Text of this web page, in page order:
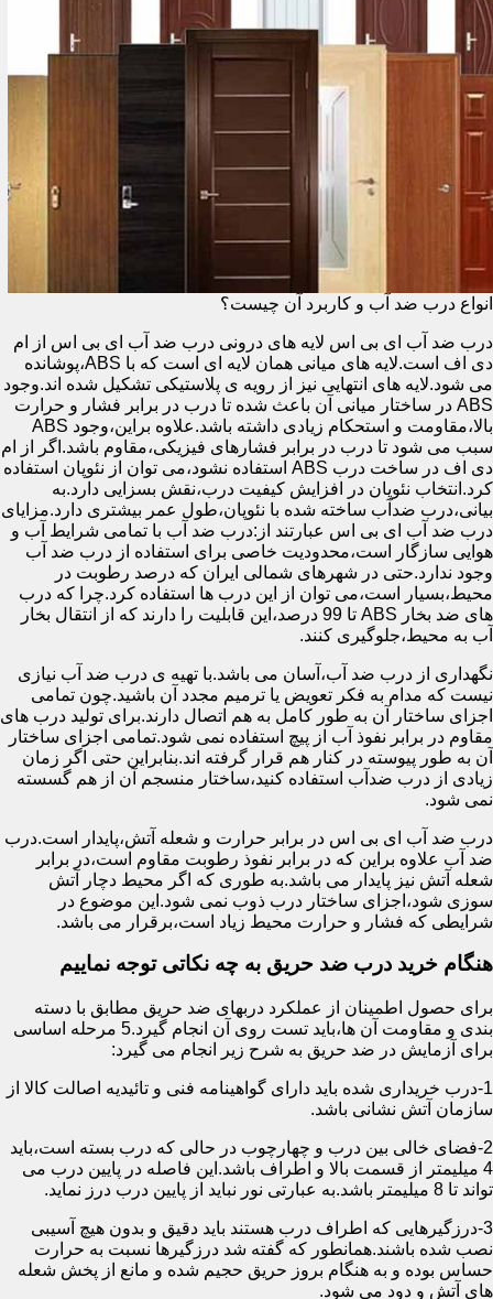
انواع درب ضد آب و کاربرد آن چیست؟
درب ضد آب ای بی اس لایه های درونی درب ضد آب ای بی اس از ام
دی اف است.لایه های میانی همان لایه ای است که با ABS،پوشانده
می شود.لایه های انتهایی نیز از رویه ی پلاستیکی تشکیل شده اند.وجود
ABS در ساختار میانی آن باعث شده تا درب در برابر فشار و حرارت
بالا،مقاومت و استحکام زیادی داشته باشد.علاوه براین،وجود ABS
سبب می شود تا درب در برابر فشارهای فیزیکی،مقاوم باشد.اگر از ام
دی اف در ساخت درب ABS استفاده نشود،می توان از نئوپان استفاده
کرد.انتخاب نئوپان در افزایش کیفیت درب،نقش بسزایی دارد.به
بیانی،درب ضدآب ساخته شده با نئوپان،طول عمر بیشتری دارد.مزایای
درب ضد آب ای بی اس عبارتند از:درب ضد آب با تمامی شرایط آب و
هوایی سازگار است،محدودیت خاصی برای استفاده از درب ضد آب
وجود ندارد.حتی در شهرهای شمالی ایران که درصد رطوبت در
محیط،بسیار است،می توان از این درب ها استفاده کرد.چرا که درب
های ضد بخار ABS تا 99 درصد،این قابلیت را دارند که از انتقال بخار
آب به محیط،جلوگیری کنند.
نگهداری از درب ضد آب،آسان می باشد.با تهیه ی درب ضد آب نیازی
نیست که مدام به فکر تعویض یا ترمیم مجدد آن باشید.چون تمامی
اجزای ساختار آن به طور کامل به هم اتصال دارند.برای تولید درب های
مقاوم در برابر نفوذ آب از پیچ استفاده نمی شود.تمامی اجزای ساختار
آن به طور پیوسته در کنار هم قرار گرفته اند.بنابراین حتی اگر زمان
زیادی از درب ضدآب استفاده کنید،ساختار منسجم آن از هم گسسته
نمی شود.
درب ضد آب ای بی اس در برابر حرارت و شعله آتش،پایدار است.درب
ضد آب علاوه براین که در برابر نفوذ رطوبت مقاوم است،در برابر
شعله آتش نیز پایدار می باشد.به طوری که اگر محیط دچار آتش
سوزی شود،اجزای ساختار درب ذوب نمی شود.این موضوع در
شرایطی که فشار و حرارت محیط زیاد است،برقرار می باشد.
هنگام خرید درب ضد حریق به چه نکاتی توجه نماییم
برای حصول اطمینان از عملکرد دربهای ضد حریق مطابق با دسته
بندی و مقاومت آن ها،باید تست روی آن انجام گیرد.5 مرحله اساسی
برای آزمایش در ضد حریق به شرح زیر انجام می گیرد:
1-درب خریداری شده باید دارای گواهینامه فنی و تائیدیه اصالت کالا از
سازمان آتش نشانی باشد.
2-فضای خالی بین درب و چهارچوب در حالی که درب بسته است،باید
4 میلیمتر از قسمت بالا و اطراف باشد.این فاصله در پایین درب می
تواند تا 8 میلیمتر باشد.به عبارتی نور نباید از پایین درب درز نماید.
3-درزگیرهایی که اطراف درب هستند باید دقیق و بدون هیچ آسیبی
نصب شده باشند.همانطور که گفته شد درزگیرها نسبت به حرارت
حساس بوده و به هنگام بروز حریق حجیم شده و مانع از پخش شعله
های آتش و دود می شود.